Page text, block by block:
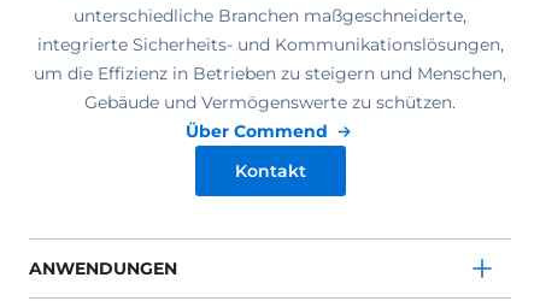
unterschiedliche Branchen maßgeschneiderte,
integrierte Sicherheits- und Kommunikationslösungen,
um die Effizienz in Betrieben zu steigern und Menschen,
Gebäude und Vermögenswerte zu schützen.
Über Commend
Kontakt
ANWENDUNGEN